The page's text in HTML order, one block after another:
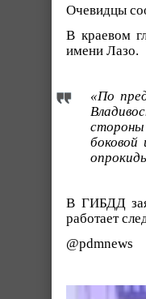
Очевидцы
В краевом
имени Лазо.
«По
боковой
В ГИБДД
работает
@pdmnews
Видеоплеер